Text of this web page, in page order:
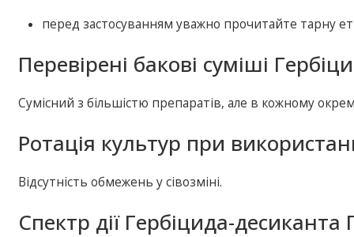
перед застосуванням уважно прочитайте тарну
Перевірені бакові суміші
Сумісний з більшістю препаратів, але в кожному
Ротація культур при
Відсутність обмежень у сівозміні.
Спектр дії Гербіцида-